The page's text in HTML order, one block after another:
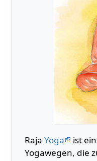
Raja Yoga
ist
Yogawegen, die